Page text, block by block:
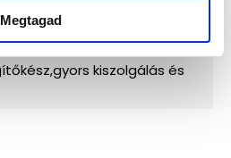
Megtagad